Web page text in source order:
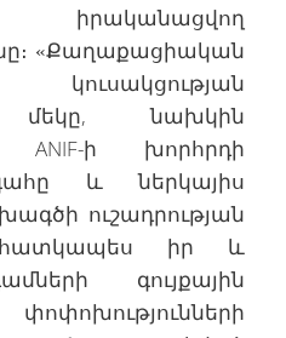
«Քաղաքացիական
մեկը, նախկին
ANIF-ի խորհրդի
և ներկայիս
ուշադրության
հատկապես իր և
գույքային